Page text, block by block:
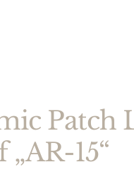
Patch
„AR-15“